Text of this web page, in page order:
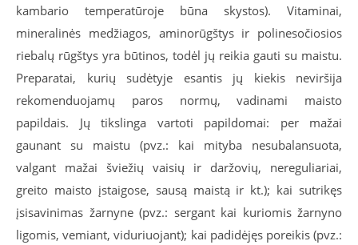
kambario temperatūroje būna skystos). Vitaminai,
mineralinės medžiagos, aminorūgštys ir polinesočiosios
riebalų rūgštys yra būtinos, todėl jų reikia gauti su maistu.
Preparatai, kurių sudėtyje esantis jų kiekis neviršija
rekomenduojamų paros normų, vadinami maisto
papildais. Jų tikslinga vartoti papildomai: per mažai
gaunant su maistu (pvz.: kai mityba nesubalansuota,
valgant mažai šviežių vaisių ir daržovių, nereguliariai,
greito maisto įstaigose, sausą maistą ir kt.); kai sutrikęs
įsisavinimas žarnyne (pvz.: sergant kai kuriomis žarnyno
ligomis, vemiant, viduriuojant); kai padidėjęs poreikis (pvz.: